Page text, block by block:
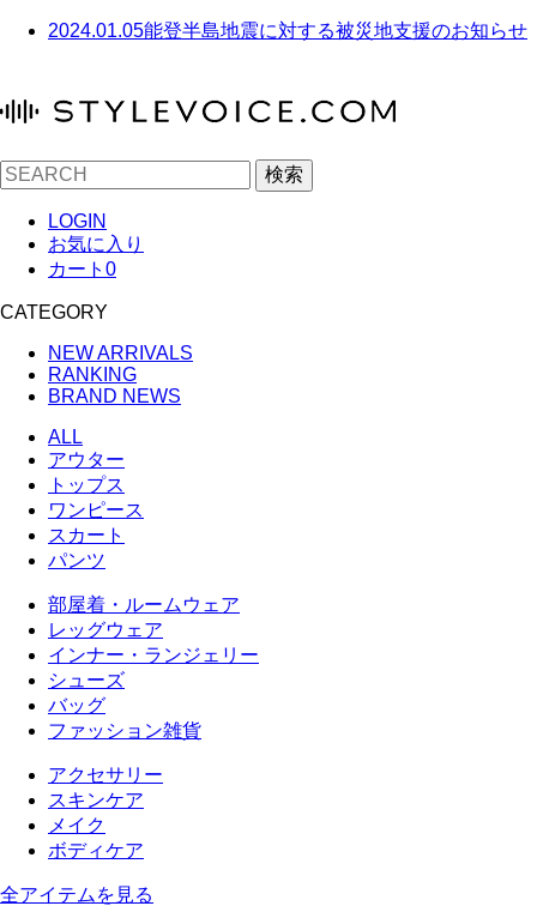
2024.01.05能登半島地震に対する被災地支援のお知らせ
検索
LOGIN
お気に入り
カート 0
CATEGORY
NEW ARRIVALS
RANKING
BRAND NEWS
ALL
アウター
トップス
ワンピース
スカート
パンツ
部屋着・ルームウェア
レッグウェア
インナー・ランジェリー
シューズ
バッグ
ファッション雑貨
アクセサリー
スキンケア
メイク
ボディケア
全アイテムを見る